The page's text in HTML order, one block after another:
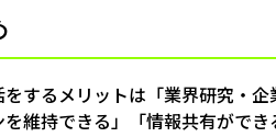
するメリットは「業界研究・
維持できる」「情報共有がで